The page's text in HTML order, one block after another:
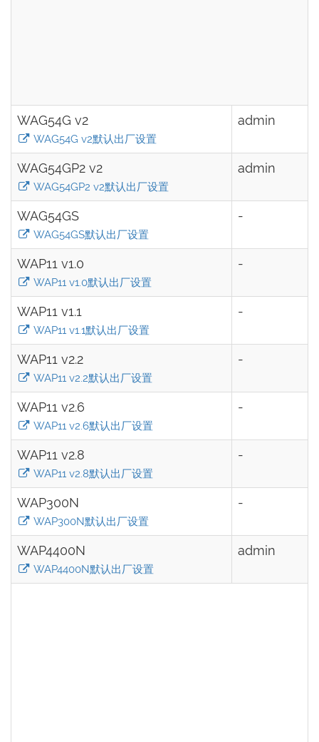
WAG54G v2
WAG54G v2默认出厂设置
admin
WAG54GP2 v2
WAG54GP2 v2默认出厂设置
admin
WAG54GS
WAG54GS默认出厂设置
-
WAP11 v1.0
WAP11 v1.0默认出厂设置
-
WAP11 v1.1
WAP11 v1.1默认出厂设置
-
WAP11 v2.2
WAP11 v2.2默认出厂设置
-
WAP11 v2.6
WAP11 v2.6默认出厂设置
-
WAP11 v2.8
WAP11 v2.8默认出厂设置
-
WAP300N
WAP300N默认出厂设置
-
WAP4400N
WAP4400N默认出厂设置
admin